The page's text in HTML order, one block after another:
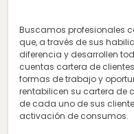
Buscamos profesionales
que, a través de sus
diferencia y desarrollen
cuentas cartera de
formas de trabajo y
rentabilicen su cartera de
de cada uno de sus
activación de consumos.